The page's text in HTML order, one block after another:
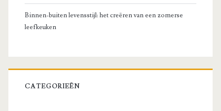
Binnen-buiten levensstijl: het creëren van een zomerse
leefkeuken
CATEGORIEËN